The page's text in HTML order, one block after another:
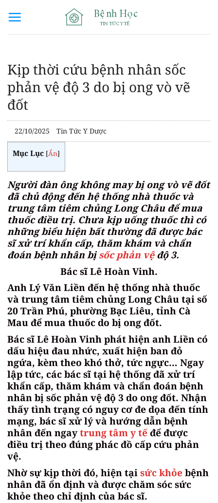
qua
Kịp thời cứu bệnh nhân sốc
phản vệ độ 3 do bị ong vò vẽ
đốt
22/10/2025 Tin Tức Y Dược
Mục Lục [Ẩn]
Người đàn ông không may bị ong vò vẽ đốt
đã chủ động đến hệ thống nhà thuốc và
trung tâm tiêm chủng Long Châu để mua
thuốc điều trị. Chưa kịp uống thuốc thì có
những biểu hiện bất thường đã được bác
sĩ xử trí khẩn cấp, thăm khám và chẩn
đoán bệnh nhân bịsốc phản vệđộ 3.
Bác sĩ Lê Hoàn Vinh.
Anh Lý Văn Liền đến hệ thống nhà thuốc
và trung tâm tiêm chủng Long Châu tại số
20 Trần Phú, phường Bạc Liêu, tỉnh Cà
Mau để mua thuốc do bị ong đốt.
Bác sĩ Lê Hoàn Vinh phát hiện anh Liền có
dấu hiệu đau nhức, xuất hiện ban đỏ
ngứa, kèm theo khó thở, tức ngực… Ngay
lập tức, các bác sĩ tại hệ thống đã xử trí
khẩn cấp, thăm khám và chẩn đoán bệnh
nhân bị sốc phản vệ độ 3 do ong đốt. Nhận
thấy tình trạng có nguy cơ đe dọa đến tính
mạng, bác sĩ xử lý và hướng dẫn bệnh
nhân đến ngaytrung tâm y tếđể được
điều trị theo đúng phác đồ cấp cứu phản
vệ.
Nhờ sự kịp thời đó, hiện tạisức khỏebệnh
nhân đã ổn định và được chăm sóc sức
khỏe theo chỉ định của bác sĩ.